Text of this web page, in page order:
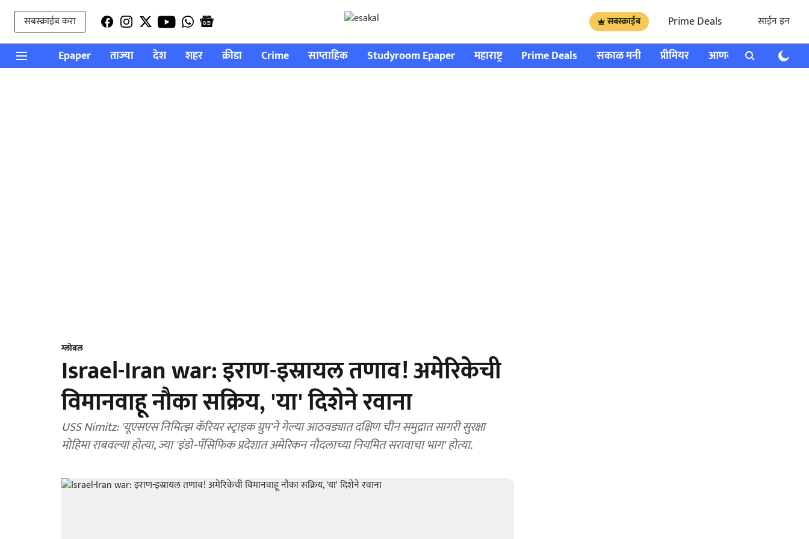
सबस्क्राईब करा सबस्क्राईब Prime Deals साईन इन
Epaper ताज्या देश शहर क्रीडा Crime साप्ताहिक Studyroom Epaper महाराष्ट्र Prime Deals सकाळ मनी प्रीमियर आणखी राशी भविष्य
ग्लोबल
Israel-Iran war: इराण-इस्रायल तणाव! अमेरिकेची
विमानवाहू नौका सक्रिय, 'या' दिशेने रवाना
USS Nimitz: 'यूएसएस निमित्झ कॅरियर स्ट्राइक ग्रुप'ने गेल्या आठवड्यात दक्षिण चीन समुद्रात सागरी सुरक्षा
मोहिमा राबवल्या होत्या, ज्या 'इंडो-पॅसिफिक प्रदेशात अमेरिकन नौदलाच्या नियमित सरावाचा भाग' होत्या.